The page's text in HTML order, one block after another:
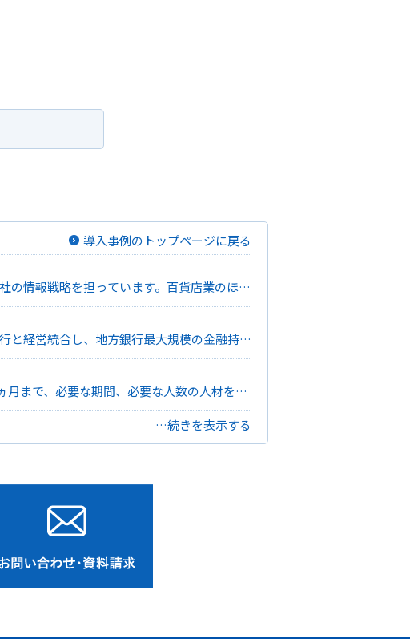
導入事例のトップページに戻る
の情報戦略を担っています。百貨店業のほか
守を担いIT基盤を支えるとともに、グループ
立以降、約50年に渡り培ってきた技術
の企業へ提供するなど、DX支援サービスの
と経営統合し、地方銀行最大規模の金融持株
の中で預金残高・貸出残高ともにトップクラ
まで、必要な期間、必要な人数の人材を手
支援の一環として、コールセンターのアウ
警備業務等を行う「警備・その他事業」を展
設立以来、働く機会を求める人のライフスタ
…続きを表示する